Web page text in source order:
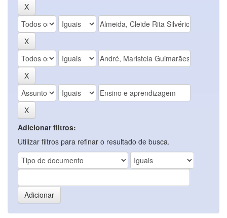
Adicionar filtros:
Utilizar filtros para refinar o resultado de busca.